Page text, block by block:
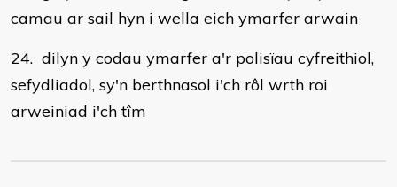
camau ar sail hyn i wella eich ymarfer arwain
24. dilyn y codau ymarfer a'r polisïau cyfreithiol,
sefydliadol, sy'n berthnasol i'ch rôl wrth roi
arweiniad i'ch tîm